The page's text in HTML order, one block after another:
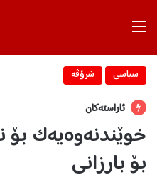
سیاسی شرۆڤه‌
ئاراستەکان
خوێندنەوەیەک بۆ
بۆ بارزانی